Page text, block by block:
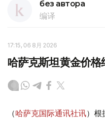
без автора
编译
17:15, 06 8月 2026
哈萨克斯坦黄金价格
（哈萨克国际通讯社讯）根